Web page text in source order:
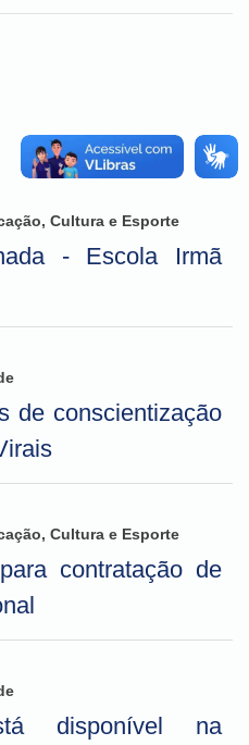
Cultura e Esporte
- Escola Irmã
de conscientização
Cultura e Esporte
contratação de
disponível na